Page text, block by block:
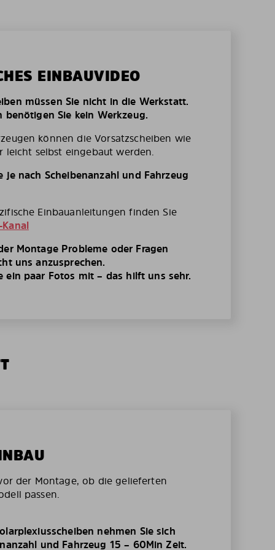
EINBAUVIDEO
müssen Sie nicht in die Werkstatt.
benötigen Sie kein Werkzeug.
können die Vorsatzscheiben wie
leicht selbst eingebaut werden.
je nach Scheibenanzahl und Fahrzeug
Einbauanleitungen finden Sie
Kanal
Montage Probleme oder Fragen
uns anzusprechen.
ein paar Fotos mit – das hilft uns sehr.
der Montage, ob die gelieferten
passen.
nehmen Sie sich
und Fahrzeug 15 – 60Min Zeit.